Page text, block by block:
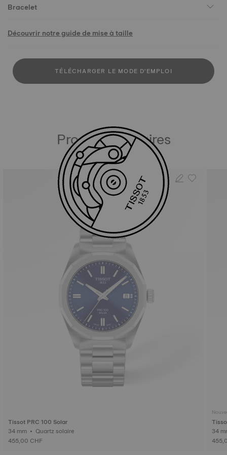
Bracelet
Découvrir notre guide de mise à taille
TÉLÉCHARGER LE MODE D'EMPLOI
Produits similaires
Tissot PRC 100 Solar
34 mm • Quartz solaire
455,00 CHF